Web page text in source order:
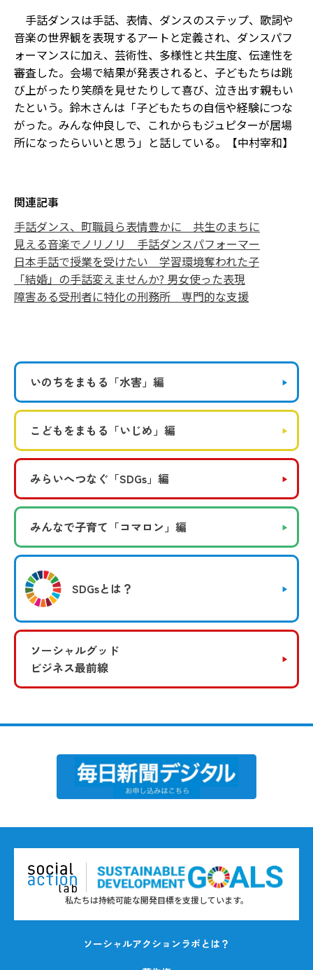
手話ダンスは手話、表情、ダンスのステップ、歌詞や
音楽の世界観を表現するアートと定義され、ダンスパフ
ォーマンスに加え、芸術性、多様性と共生度、伝達性を
審査した。会場で結果が発表されると、子どもたちは跳
び上がったり笑顔を見せたりして喜び、泣き出す親もい
たという。鈴木さんは「子どもたちの自信や経験につな
がった。みんな仲良しで、これからもジュピターが居場
所になったらいいと思う」と話している。【中村宰和】
関連記事
手話ダンス、町職員ら表情豊かに 共生のまちに
見える音楽でノリノリ 手話ダンスパフォーマー
日本手話で授業を受けたい 学習環境奪われた子
「結婚」の手話変えませんか? 男女使った表現
障害ある受刑者に特化の刑務所 専門的な支援
いのちをまもる 「水害」編
こどもをまもる 「いじめ」編
みらいへつなぐ 「SDGs」編
みんなで子育て 「コマロン」編
SDGsとは？
ソーシャルグッド
ビジネス最前線
私たちは持続可能な開発目標を支援しています。
ソーシャルアクションラボとは？